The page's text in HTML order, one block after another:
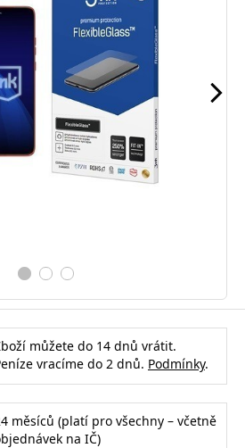
můžete do 14 dnů vrátit.
vracíme do 2 dnů. Podmínky.
měsíců (platí pro všechny – včetně
na IČ)